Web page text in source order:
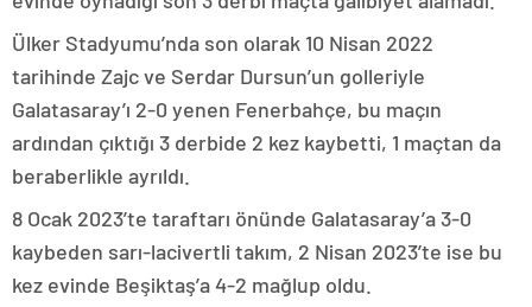
Ülker Stadyumu’nda son olarak 10 Nisan 2022
tarihinde Zajc ve Serdar Dursun’un golleriyle
Galatasaray’ı 2-0 yenen Fenerbahçe, bu maçın
ardından çıktığı 3 derbide 2 kez kaybetti, 1 maçtan da
beraberlikle ayrıldı.
8 Ocak 2023’te taraftarı önünde Galatasaray’a 3-0
kaybeden sarı-lacivertli takım, 2 Nisan 2023’te ise bu
kez evinde Beşiktaş’a 4-2 mağlup oldu.